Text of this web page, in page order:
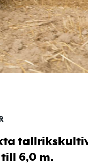
6,0 m.